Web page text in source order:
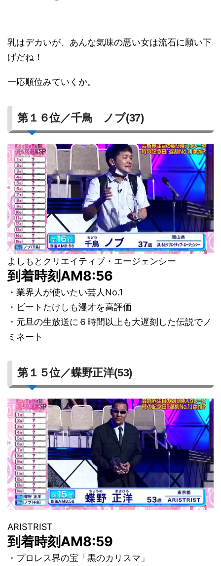
乳はデカいが、あんな気味の悪い女は流石に願い下
げだね！
一応順位みていくか。
第１６位／千鳥 ノブ(37)
よしもとクリエイティブ・エージェンシー
到着時刻AM8:56
・業界人が使いたい芸人No.1
・ビートたけしも漫才を高評価
・元旦の生放送に６時間以上も大遅刻した伝説でノ
ミネート
第１５位／蝶野正洋(53)
ARISTRIST
到着時刻AM8:59
・プロレス界の宝「黒のカリスマ」